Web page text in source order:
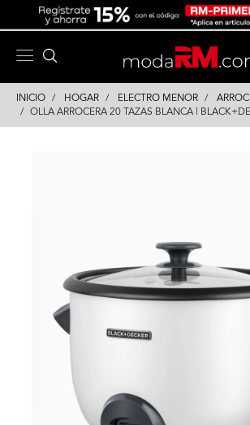
INICIO HOGAR ELECTRO MENOR
OLLA ARROCERA 20 TAZAS BLANCA |